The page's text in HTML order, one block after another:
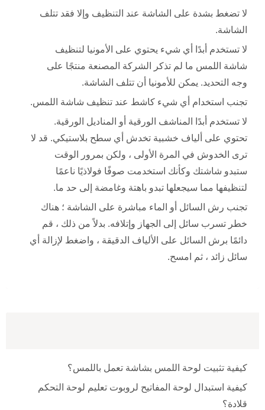
لا تضغط بشدة على الشاشة عند التنظيف وإلا فقد تتلف
الشاشة.
لا تستخدم أبدًا أي شيء يحتوي على الأمونيا لتنظيف
شاشة اللمس ما لم تذكر الشركة المصنعة منتجًا على
وجه التحديد. يمكن للأمونيا أن تتلف الشاشة.
تجنب استخدام أي شيء كاشط عند تنظيف شاشة اللمس.
لا تستخدم أبدًا المناشف الورقية أو المناديل الورقية.
تحتوي على ألياف خشبية تخدش أي سطح بلاستيكي. قد لا
ترى الخدوش في المرة الأولى ، ولكن بمرور الوقت
ستبدو شاشتك وكأنك استخدمت صوفًا فولاذيًا ناعمًا
لتنظيفها مما سيجعلها تبدو باهتة وغامضة إلى حد ما.
تجنب رش السائل أو الماء مباشرة على الشاشة ؛ هناك
خطر تسرب سائل إلى الجهاز وإتلافه. بدلاً من ذلك ، قم
دائمًا برش السائل على الألياف الدقيقة ، واضغط لإزالة أي
سائل زائد ، ثم امسح.
كيفية تثبيت لوحة اللمس بشاشة تعمل باللمس؟
كيفية استبدال لوحة المفاتيح لروبوت تعليم لوحة التحكم
قلادة؟